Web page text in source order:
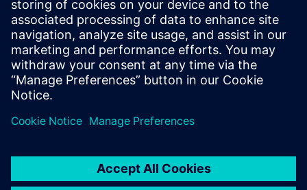
Dates And Registration
Currently, no events available
Add yourself to the course request list and you will be notified
when new dates become available.
Activate notification service